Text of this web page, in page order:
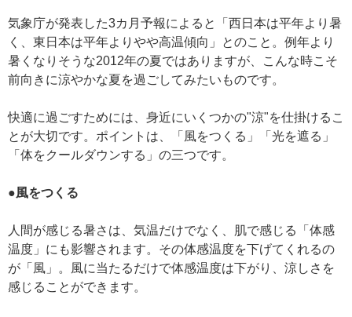
気象庁が発表した3カ月予報によると「西日本は平年より暑
く、東日本は平年よりやや高温傾向」とのこと。例年より
暑くなりそうな2012年の夏ではありますが、こんな時こそ
前向きに涼やかな夏を過ごしてみたいものです。
快適に過ごすためには、身近にいくつかの"涼"を仕掛けるこ
とが大切です。ポイントは、「風をつくる」「光を遮る」
「体をクールダウンする」の三つです。
●風をつくる
人間が感じる暑さは、気温だけでなく、肌で感じる「体感
温度」にも影響されます。その体感温度を下げてくれるの
が「風」。風に当たるだけで体感温度は下がり、涼しさを
感じることができます。